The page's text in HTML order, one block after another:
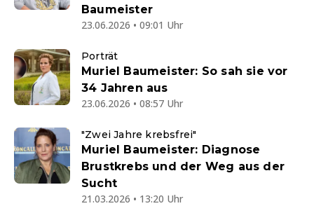
Baumeister
23.06.2026 • 09:01 Uhr
Porträt
Muriel Baumeister: So sah sie vor
34 Jahren aus
23.06.2026 • 08:57 Uhr
"Zwei Jahre krebsfrei"
Muriel Baumeister: Diagnose
Brustkrebs und der Weg aus der
Sucht
21.03.2026 • 13:20 Uhr